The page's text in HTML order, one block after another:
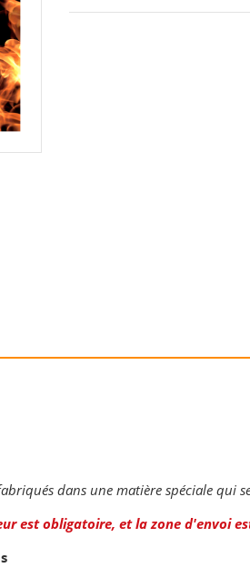
dans une matière spéciale qui
est obligatoire, et la zone d'envoi